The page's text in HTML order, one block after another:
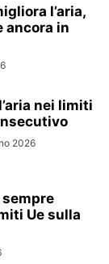
l’aria,
ancora in
nei limiti
2026
Ue sulla